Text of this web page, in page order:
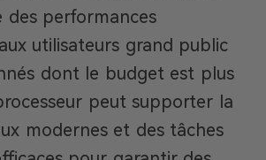
des performances
utilisateurs grand public
dont le budget est plus
peut supporter la
modernes et des tâches